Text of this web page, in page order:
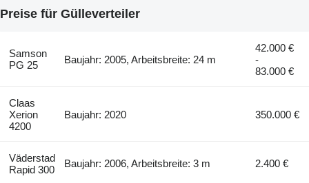
Preise für Gülleverteiler
Samson
PG 25
Baujahr: 2005, Arbeitsbreite: 24 m
42.000 €
-
83.000 €
Claas
Xerion
4200
Baujahr: 2020 350.000 €
Väderstad
Rapid 300
Baujahr: 2006, Arbeitsbreite: 3 m 2.400 €